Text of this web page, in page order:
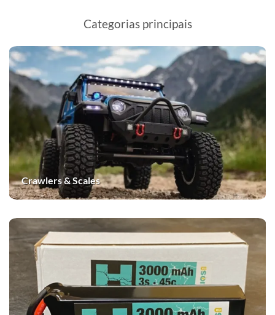
Categorias principais
Crawlers & Scales